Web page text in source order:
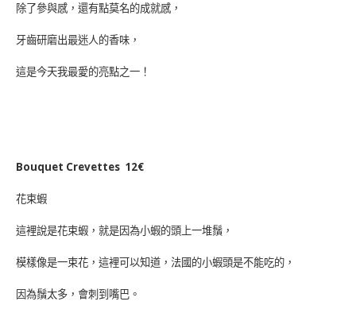
除了參與感，還有點莫名的成就感，
牙齒研磨出最迷人的香味，
這是今天我最愛的亮點之一！
Bouquet Crevettes 12€
花束蝦
這裡說是花束蝦，就是因為小蝦的頭上一堆鬚，
模樣像是一束花，這裡可以知道，法國的小蝦頭是不能吃的，
因為鬚太多，會刺到嘴巴。